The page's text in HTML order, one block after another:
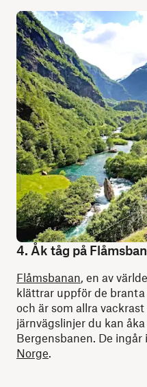
4. Åk tåg på
Flåmsbanan, en av
klättrar uppför de
och är som allra
järnvägslinjer du kan
Bergensbanen. De ingår
Norge.